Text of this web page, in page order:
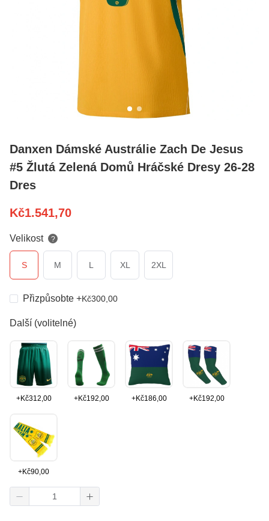
Danxen Dámské Austrálie Zach De Jesus
#5 Žlutá Zelená Domů Hráčské Dresy 26-28
Dres
Kč1.541,70
Velikost ?
S M L XL 2XL
Přizpůsobte +Kč300,00
Další (volitelné)
+Kč312,00 +Kč192,00 +Kč186,00 +Kč192,00
+Kč90,00